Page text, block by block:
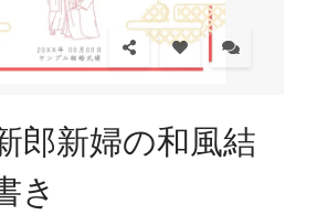
郎新婦の和風結
き